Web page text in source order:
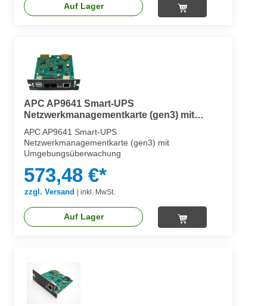
Auf Lager
APC AP9641 Smart-UPS
Netzwerkmanagementkarte (gen3) mit
APC AP9641 Smart-UPS
Netzwerkmanagementkarte (gen3) mit
Umgebungsüberwachung
573,48 €*
zzgl. Versand inkl. MwSt.
Auf Lager